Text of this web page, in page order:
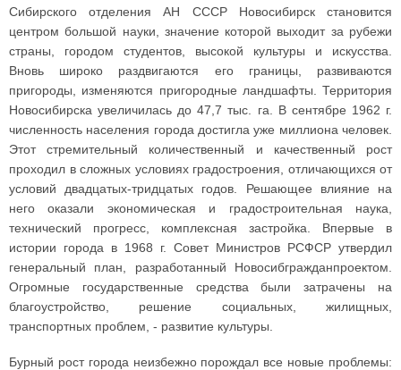
Сибирского отделения АН СССР Новосибирск становится
центром большой науки, значение которой выходит за рубежи
страны, городом студентов, высокой культуры и искусства.
Вновь широко раздвигаются его границы, развиваются
пригороды, изменяются пригородные ландшафты. Территория
Новосибирска увеличилась до 47,7 тыс. га. В сентябре 1962 г.
численность населения города достигла уже миллиона человек.
Этот стремительный количественный и качественный рост
проходил в сложных условиях градостроения, отличающихся от
условий двадцатых-тридцатых годов. Решающее влияние на
него оказали экономическая и градостроительная наука,
технический прогресс, комплексная застройка. Впервые в
истории города в 1968 г. Совет Министров РСФСР утвердил
генеральный план, разработанный Новосибгражданпроектом.
Огромные государственные средства были затрачены на
благоустройство, решение социальных, жилищных,
транспортных проблем, - развитие культуры.
Бурный рост города неизбежно порождал все новые проблемы: